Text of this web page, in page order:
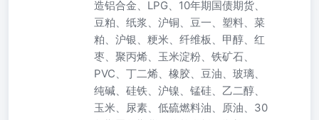
造铝合金、LPG、10年期国债期货、
豆粕、纸浆、沪铜、豆一、塑料、菜
粕、沪银、粳米、纤维板、甲醇、红
枣、聚丙烯、玉米淀粉、铁矿石、
PVC、丁二烯、橡胶、豆油、玻璃、
纯碱、硅铁、沪镍、锰硅、乙二醇、
玉米、尿素、低硫燃料油、原油、30